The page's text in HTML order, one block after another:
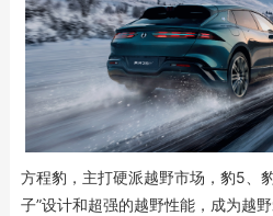
方程豹，主打硬派越野市场，豹5、
子”设计和超强的越野性能，成为越野